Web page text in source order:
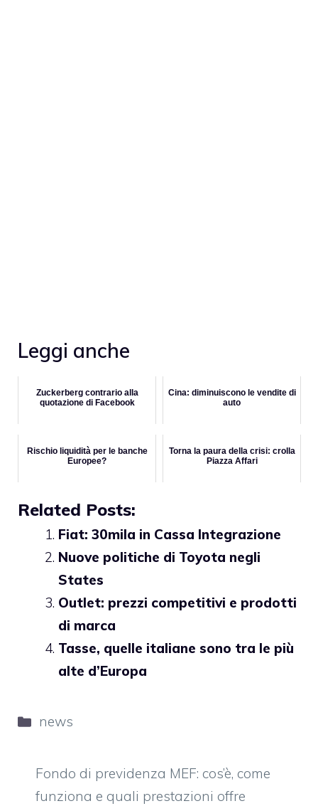
Leggi anche
Zuckerberg contrario alla
quotazione di Facebook
Cina: diminuiscono le vendite di
auto
Rischio liquidità per le banche
Europee?
Torna la paura della crisi: crolla
Piazza Affari
Related Posts:
Fiat: 30mila in Cassa Integrazione
Nuove politiche di Toyota negli
States
Outlet: prezzi competitivi e prodotti
di marca
Tasse, quelle italiane sono tra le più
alte d’Europa
Categorie
news
Fondo di previdenza MEF: cos’è, come
funziona e quali prestazioni offre